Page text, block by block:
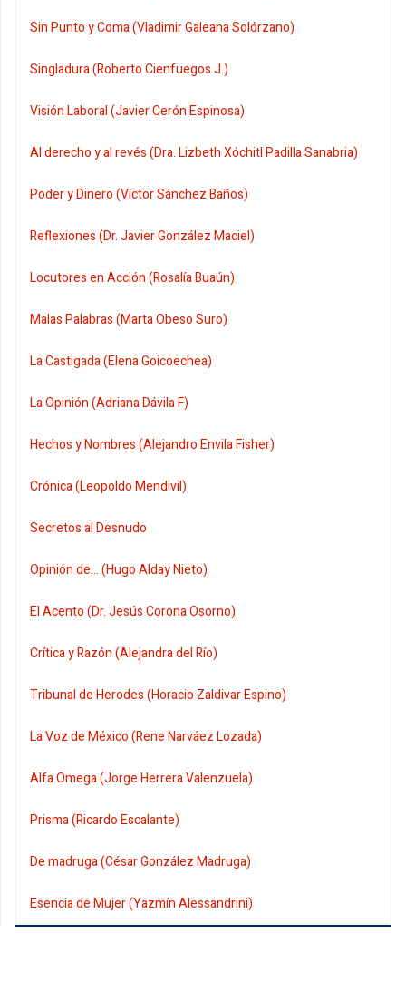
Sin Punto y Coma (Vladimir Galeana Solórzano)
Singladura (Roberto Cienfuegos J.)
Visión Laboral (Javier Cerón Espinosa)
Al derecho y al revés (Dra. Lizbeth Xóchitl Padilla Sanabria)
Poder y Dinero (Víctor Sánchez Baños)
Reflexiones (Dr. Javier González Maciel)
Locutores en Acción (Rosalía Buaún)
Malas Palabras (Marta Obeso Suro)
La Castigada (Elena Goicoechea)
La Opinión (Adriana Dávila F)
Hechos y Nombres (Alejandro Envila Fisher)
Crónica (Leopoldo Mendivil)
Secretos al Desnudo
Opinión de... (Hugo Alday Nieto)
El Acento (Dr. Jesús Corona Osorno)
Crítica y Razón (Alejandra del Río)
Tribunal de Herodes (Horacio Zaldivar Espino)
La Voz de México (Rene Narváez Lozada)
Alfa Omega (Jorge Herrera Valenzuela)
Prisma (Ricardo Escalante)
De madruga (César González Madruga)
Esencia de Mujer (Yazmín Alessandrini)